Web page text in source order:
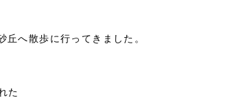
へ散歩に行ってきました。
た